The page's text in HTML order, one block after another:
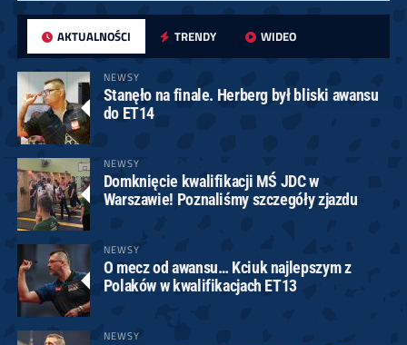
AKTUALNOŚCI TRENDY WIDEO
NEWSY
Stanęło na finale. Herberg był bliski awansu
do ET14
NEWSY
Domknięcie kwalifikacji MŚ JDC w
Warszawie! Poznaliśmy szczegóły zjazdu
NEWSY
O mecz od awansu… Kciuk najlepszym z
Polaków w kwalifikacjach ET13
NEWSY